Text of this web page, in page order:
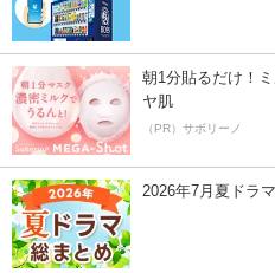
朝1分貼るだけ！
ヤ肌
（PR）サボリーノ
2026年7月夏ドラ